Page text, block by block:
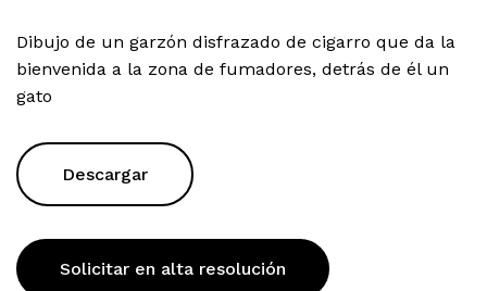
Dibujo de un garzón disfrazado de cigarro que da la
bienvenida a la zona de fumadores, detrás de él un
gato
Descargar
Solicitar en alta resolución